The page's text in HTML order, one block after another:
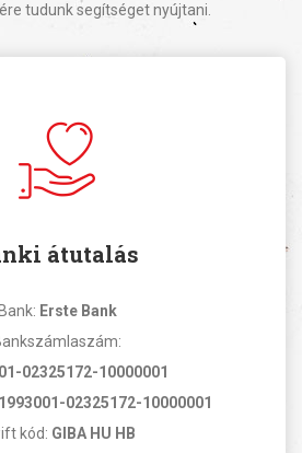
tudunk segítséget nyújtani.
átutalás
Bank: Erste Bank
02325172-10000001
02325172-10000001
kód: GIBA HU HB